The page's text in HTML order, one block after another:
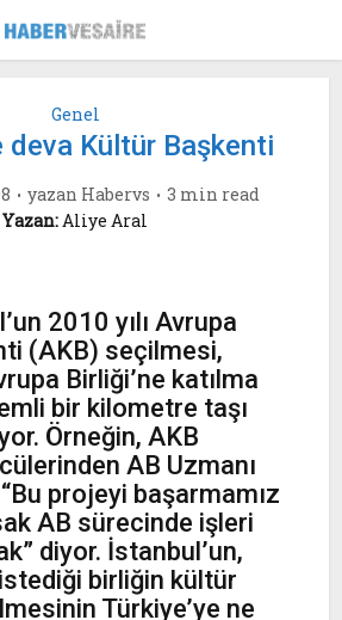
Genel
deva Kültür Başkenti
yazan Habervs
3 min read
Yazan:Aliye Aral
2010 yılı Avrupa
(AKB) seçilmesi,
Birliği’ne katılma
bir kilometre taşı
Örneğin, AKB
AB Uzmanı
projeyi başarmamız
AB sürecinde işleri
diyor. İstanbul’un,
birliğin kültür
Türkiye’ye ne